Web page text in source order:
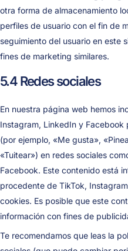
otra forma de almacenamiento
perfiles de usuario con el fin de
seguimiento del usuario en este
fines de marketing similares.
5.4 Redes sociales
En nuestra página web hemos
Instagram, LinkedIn y
(por ejemplo, «Me gusta»,
«Tuitear») en redes sociales
Facebook. Este contenido está
procedente de TikTok,
cookies. Es posible que este
información con fines de
Te recomendamos que leas la